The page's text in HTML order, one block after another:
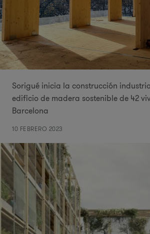
Sorigué inicia la construcción
edificio de madera sostenible de 42
Barcelona
10 FEBRERO 2023